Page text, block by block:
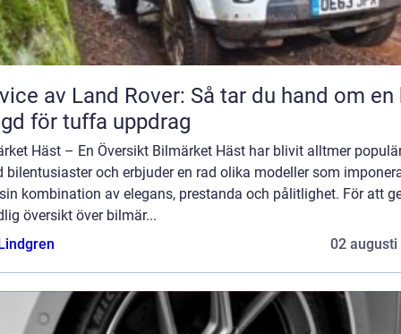
av Land Rover: Så tar du hand om en
för tuffa uppdrag
Häst – En Översikt Bilmärket Häst har blivit alltmer
bilentusiaster och erbjuder en rad olika modeller som
kombination av elegans, prestanda och pålitlighet. För att
översikt över bilmär...
02 augusti